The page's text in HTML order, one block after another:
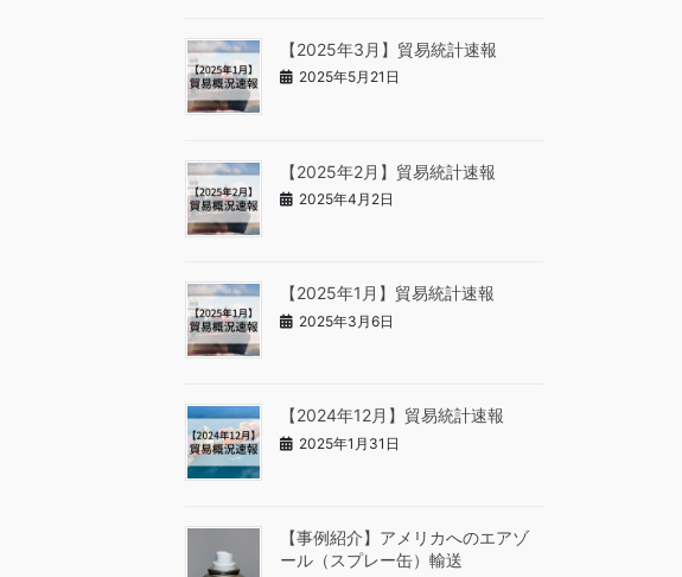
【2025年3月】貿易統計速報
2025年5月21日
【2025年2月】貿易統計速報
2025年4月2日
【2025年1月】貿易統計速報
2025年3月6日
【2024年12月】貿易統計速報
2025年1月31日
【事例紹介】アメリカへのエアゾ
ール（スプレー缶）輸送